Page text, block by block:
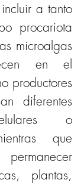
a tanto
procariota
microalgas
en el
productores
diferentes
o
que
plantas,